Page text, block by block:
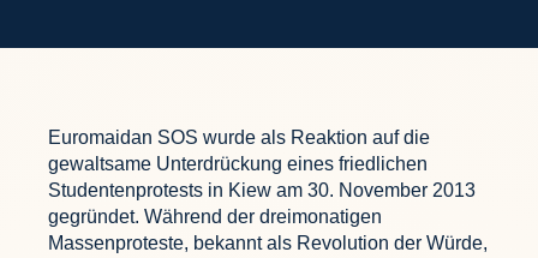
Euromaidan SOS wurde als Reaktion auf die
gewaltsame Unterdrückung eines friedlichen
Studentenprotests in Kiew am 30. November 2013
gegründet. Während der dreimonatigen
Massenproteste, bekannt als Revolution der Würde,